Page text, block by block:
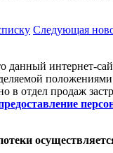
Следующая
интернет-
в отдел продаж